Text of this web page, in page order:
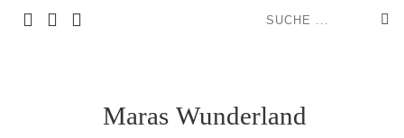
Maras Wunderland